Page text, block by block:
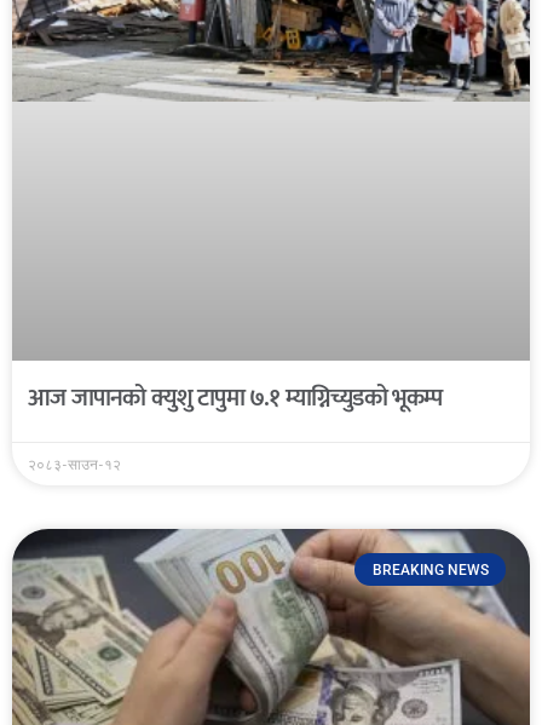
आज जापानको क्युशु टापुमा ७.१ म्याग्निच्युडको भूकम्प
२०८३-साउन-१२
BREAKING NEWS